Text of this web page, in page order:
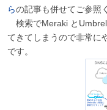
らの記事も併せてご参照
検索でMeraki と
てきてしまうので非常に
です。